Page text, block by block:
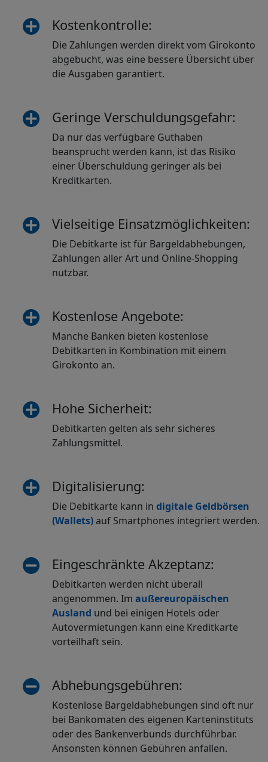
Kostenkontrolle:
Die Zahlungen werden direkt vom Girokonto
abgebucht, was eine bessere Übersicht über
die Ausgaben garantiert.
Geringe Verschuldungsgefahr:
Da nur das verfügbare Guthaben
beansprucht werden kann, ist das Risiko
einer Überschuldung geringer als bei
Kreditkarten.
Vielseitige Einsatzmöglichkeiten:
Die Debitkarte ist für Bargeldabhebungen,
Zahlungen aller Art und Online-Shopping
nutzbar.
Kostenlose Angebote:
Manche Banken bieten kostenlose
Debitkarten in Kombination mit einem
Girokonto an.
Hohe Sicherheit:
Debitkarten gelten als sehr sicheres
Zahlungsmittel.
Digitalisierung:
Die Debitkarte kann in digitale Geldbörsen
(Wallets)auf Smartphones integriert werden.
Eingeschränkte Akzeptanz:
Debitkarten werden nicht überall
angenommen. Im außereuropäischen
Ausland und bei einigen Hotels oder
Autovermietungen kann eine Kreditkarte
vorteilhaft sein.
Abhebungsgebühren:
Kostenlose Bargeldabhebungen sind oft nur
bei Bankomaten des eigenen Karteninstituts
oder des Bankenverbunds durchführbar.
Ansonsten können Gebühren anfallen.